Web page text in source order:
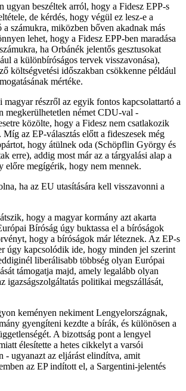
ugyan beszéltek arról, hogy a Fidesz EPP-s
de kérdés, hogy végül ez lesz-e a
számukra, miközben bőven akadnak más
lehet, hogy a Fidesz EPP-ben maradása
ha Orbánék jelentős gesztusokat
a különbíróságos tervek visszavonása),
költségvetési időszakban csökkenne például
mértéke.
részről az egyik fontos kapcsolattartó a
megkerülhetetlen német CDU-val -
közölte, hogy a Fidesz nem csatlakozik
az EP-választás előtt a fideszesek még
hogy átülnek oda (Schöpflin György és
erre), addig most már az a tárgyalási alap a
előre megígérik, hogy nem mennek.
ha az EU utasítására kell visszavonni a
hogy a magyar kormány azt akarta
Bíróság úgy buktassa el a bíróságok
hogy a bíróságok már léteznek. Az EP-s
úgy kapcsolódik ide, hogy minden jel szerint
liberálisabb többség olyan Európai
támogatja majd, amely legalább olyan
igazságszolgáltatás politikai megszállását,
keményen nekiment Lengyelországnak,
gyengíteni kezdte a bírák, és különösen a
A bizottság pont a lengyel
élesítette a hetes cikkelyt a varsói
- ugyanazt az eljárást elindítva, amit
az EP indított el, a Sargentini-jelentés